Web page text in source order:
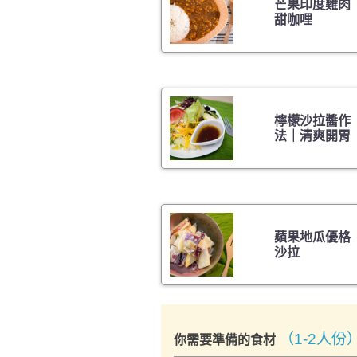
芒果印度雞肉
甜咖哩
檸檬沙拉醬作
法｜清爽開胃
蘋果地瓜優格
沙拉
你需要準備的食材 （1-2人份